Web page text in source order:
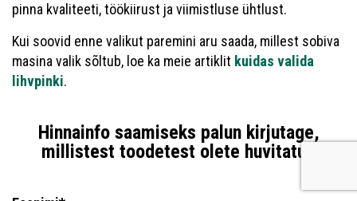
pinna kvaliteeti, töökiirust ja viimistluse ühtlust.
Kui soovid enne valikut paremini aru saada, millest sobiva
masina valik sõltub, loe ka meie artiklit kuidas valida
lihvpinki.
Hinnainfo saamiseks palun kirjutage,
millistest toodetest olete huvitatud